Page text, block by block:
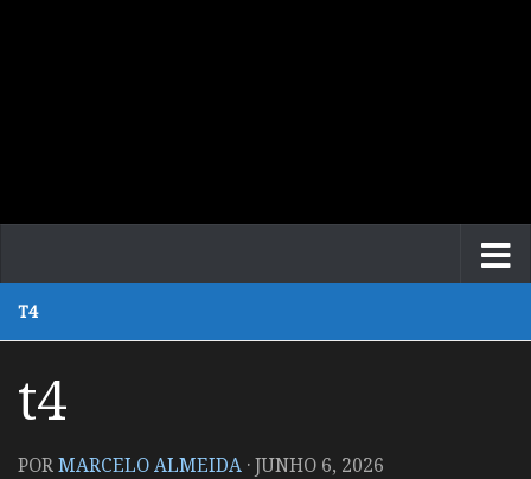
T4
t4
PORMARCELO ALMEIDA ·JUNHO 6, 2026